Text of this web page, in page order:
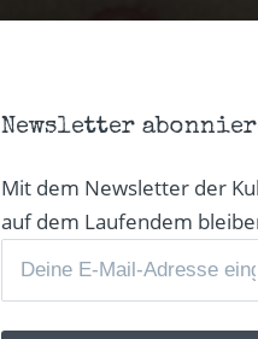
Newsletter
Mit dem Newsletter der
auf dem Laufendem